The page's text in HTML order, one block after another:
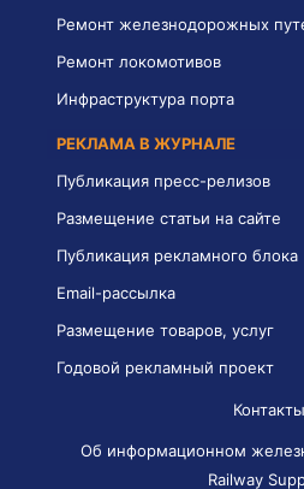
Ремонт железнодорожных
Ремонт локомотивов
Инфраструктура порта
РЕКЛАМА В ЖУРНАЛЕ
Публикация пресс-релизов
Размещение статьи на сайте
Публикация рекламного блока
Email-рассылка
Размещение товаров, услуг
Годовой рекламный проект
Контакты
Об информационном
Railway